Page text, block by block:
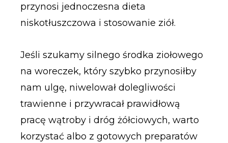
przynosi jednoczesna dieta
niskotłuszczowa i stosowanie ziół.
Jeśli szukamy silnego środka ziołowego
na woreczek, który szybko przynosiłby
nam ulgę, niwelował dolegliwości
trawienne i przywracał prawidłową
pracę wątroby i dróg żółciowych, warto
korzystać albo z gotowych preparatów